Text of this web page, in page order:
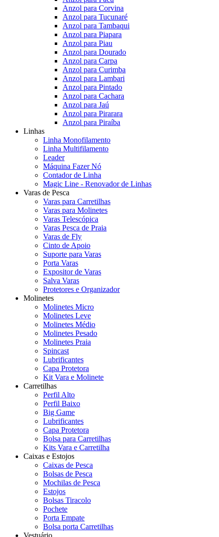
Anzol para Corvina
Anzol para Tucunaré
Anzol para Tambaqui
Anzol para Piapara
Anzol para Piau
Anzol para Dourado
Anzol para Carpa
Anzol para Curimba
Anzol para Lambari
Anzol para Pintado
Anzol para Cachara
Anzol para Jaú
Anzol para Pirarara
Anzol para Piraíba
Linhas
Linha Monofilamento
Linha Multifilamento
Leader
Máquina Fazer Nó
Contador de Linha
Magic Line - Renovador de Linhas
Varas de Pesca
Varas para Carretilhas
Varas para Molinetes
Varas Telescópica
Varas Pesca de Praia
Varas de Fly
Cinto de Apoio
Suporte para Varas
Porta Varas
Expositor de Varas
Salva Varas
Protetores e Organizador
Molinetes
Molinetes Micro
Molinetes Leve
Molinetes Médio
Molinetes Pesado
Molinetes Praia
Spincast
Lubrificantes
Capa Protetora
Kit Vara e Molinete
Carretilhas
Perfil Alto
Perfil Baixo
Big Game
Lubrificantes
Capa Protetora
Bolsa para Carretilhas
Kits Vara e Carretilha
Caixas e Estojos
Caixas de Pesca
Bolsas de Pesca
Mochilas de Pesca
Estojos
Bolsas Tiracolo
Pochete
Porta Empate
Bolsa porta Carretilhas
Vestuário